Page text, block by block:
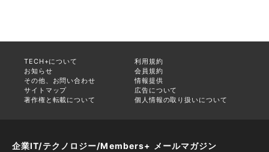
TECH+について
利用規約
お知らせ
会員規約
その他、お問い合わせ
情報提供
サイトマップ
広告について
著作権と転載について
個人情報の取り扱いについて
企業IT/テクノロジー/Members+ メールマガジン